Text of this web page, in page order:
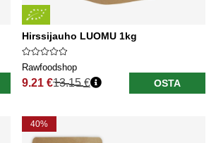
Hirssijauho LUOMU 1kg
Rawfoodshop
9.21 €
Normaali hinta
13.15 € OSTA
40%